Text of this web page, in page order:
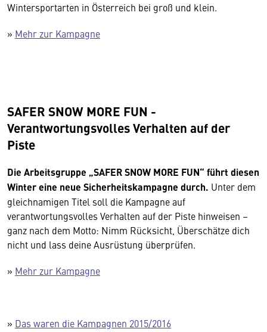
Wintersportarten in Österreich bei groß und klein.
» Mehr zur Kampagne
SAFER SNOW MORE FUN -
Verantwortungsvolles Verhalten auf der
Piste
Die Arbeitsgruppe „SAFER SNOW MORE FUN“ führt diesen
Winter eine neue Sicherheitskampagne durch. Unter dem
gleichnamigen Titel soll die Kampagne auf
verantwortungsvolles Verhalten auf der Piste hinweisen –
ganz nach dem Motto: Nimm Rücksicht, Überschätze dich
nicht und lass deine Ausrüstung überprüfen.
» Mehr zur Kampagne
» Das waren die Kampagnen 2015/2016